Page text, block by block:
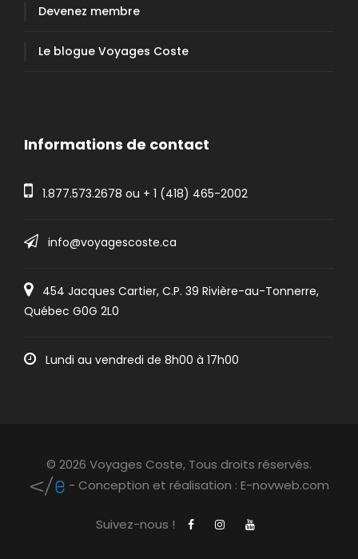
Observez la riche faune maritime et terrestre,
francophone, anglophone et métis…
grâce à des excursions guidées dans les
perspective autrement inaccessible sur leur
mode de vie.
Devenez membre
Le blogue Voyages Coste
Informations de contact
1.877.573.2678 ou + 1 (418) 465-2002
info@voyagescoste.ca
454 Jacques Cartier, C.P. 39 Rivière-au-Tonnerre,
Québec G0G 2L0
Lundi au vendredi de 8h00 à 17h00
© 2026 Voyages Coste, Tous droits réservés.
- Conception et réalisation : E-novweb.com
Suivez-nous !